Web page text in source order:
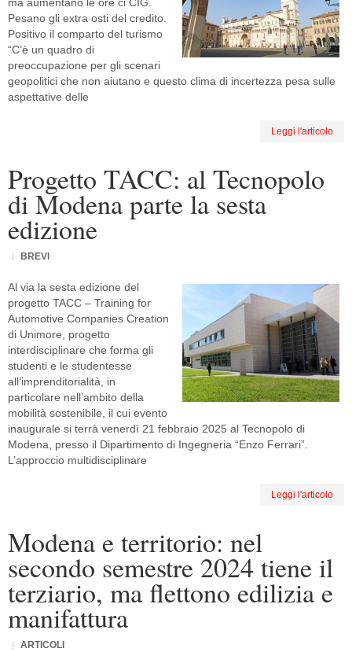
ma aumentano le ore ci CIG.
Pesano gli extra osti del credito.
Positivo il comparto del turismo
“C’è un quadro di
preoccupazione per gli scenari
geopolitici che non aiutano e questo clima di incertezza pesa sulle
aspettative delle
Leggi l'articolo
Progetto TACC: al Tecnopolo
di Modena parte la sesta
edizione
BREVI
Al via la sesta edizione del
progetto TACC – Training for
Automotive Companies Creation
di Unimore, progetto
interdisciplinare che forma gli
studenti e le studentesse
all’imprenditorialità, in
particolare nell’ambito della
mobilità sostenibile, il cui evento
inaugurale si terrà venerdì 21 febbraio 2025 al Tecnopolo di
Modena, presso il Dipartimento di Ingegneria “Enzo Ferrari”.
L’approccio multidisciplinare
Leggi l'articolo
Modena e territorio: nel
secondo semestre 2024 tiene il
terziario, ma flettono edilizia e
manifattura
ARTICOLI